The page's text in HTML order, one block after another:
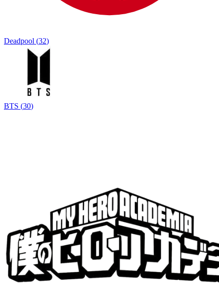
Deadpool (32)
BTS (30)